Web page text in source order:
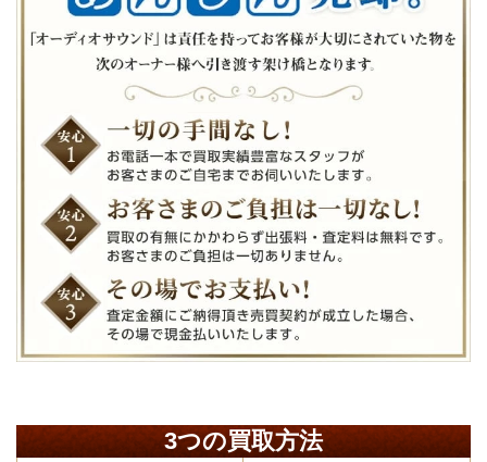
3つの買取方法